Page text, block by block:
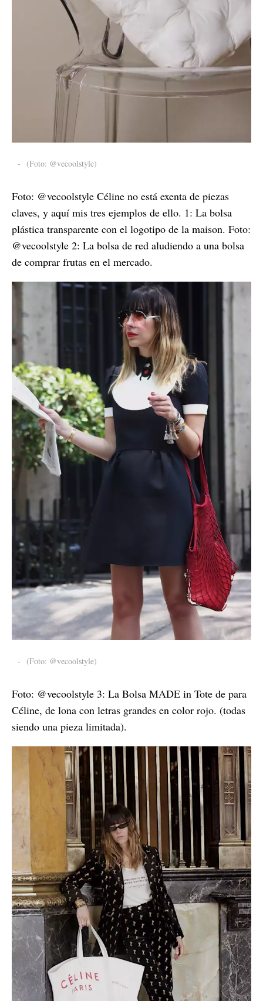
- (Foto: @vecoolstyle)
Foto: @vecoolstyle Céline no está exenta de piezas
claves, y aquí mis tres ejemplos de ello. 1: La bolsa
plástica transparente con el logotipo de la maison. Foto:
@vecoolstyle 2: La bolsa de red aludiendo a una bolsa
de comprar frutas en el mercado.
- (Foto: @vecoolstyle)
Foto: @vecoolstyle 3: La Bolsa MADE in Tote de para
Céline, de lona con letras grandes en color rojo. (todas
siendo una pieza limitada).